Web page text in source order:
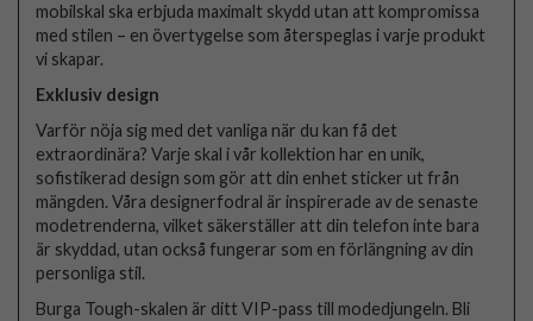
mobilskal ska erbjuda maximalt skydd utan att kompromissa
med stilen – en övertygelse som återspeglas i varje produkt
vi skapar.
Exklusiv design
Varför nöja sig med det vanliga när du kan få det
extraordinära? Varje skal i vår kollektion har en unik,
sofistikerad design som gör att din enhet sticker ut från
mängden. Våra designerfodral är inspirerade av de senaste
modetrenderna, vilket säkerställer att din telefon inte bara
är skyddad, utan också fungerar som en förlängning av din
personliga stil.
Burga Tough-skalen är ditt VIP-pass till modedjungeln. Bli